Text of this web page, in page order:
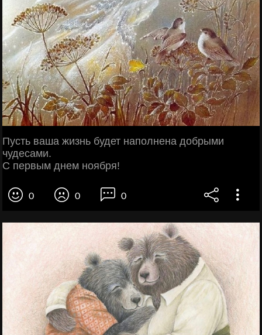
Пусть ваша жизнь будет наполнена добрыми
чудесами.
С первым днем ноября!
0 0 0